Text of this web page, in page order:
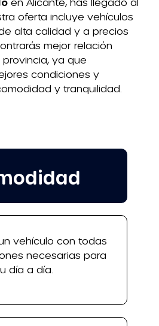
oferta incluye vehículos
alta calidad y a precios
mejor relación
ya que
condiciones y
y tranquilidad.
vehículo con todas
necesarias para
día a día.